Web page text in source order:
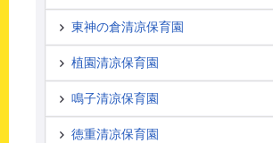
東神の倉清凉保育園
植園清凉保育園
鳴子清凉保育園
徳重清凉保育園